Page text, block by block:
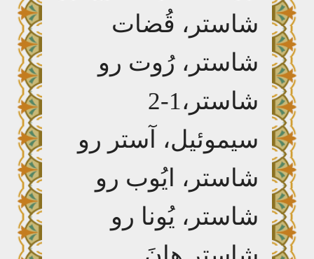
شاستر، قُضات
شاستر، رُوت رو
شاستر،1-2
سيموئيل، آستر رو
شاستر، ايُوب رو
شاستر، يُونا رو